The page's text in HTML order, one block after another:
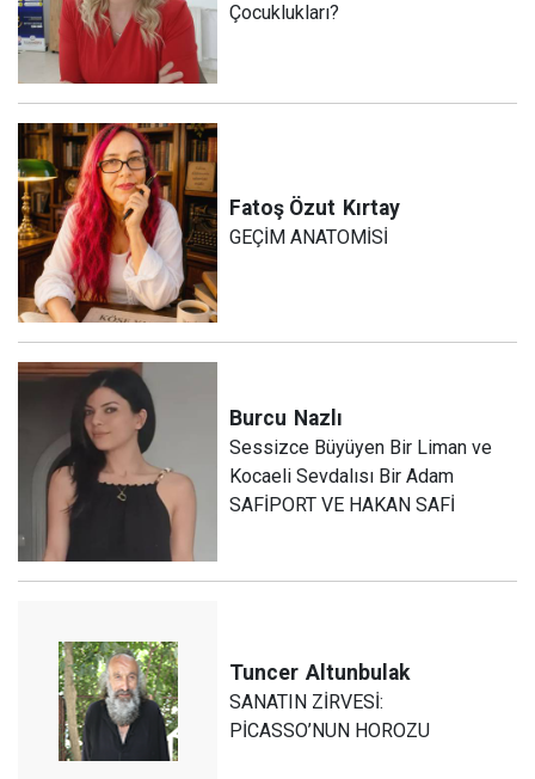
Çocuklukları?
Fatoş Özut Kırtay
GEÇİM ANATOMİSİ
Burcu Nazlı
Sessizce Büyüyen Bir Liman ve
Kocaeli Sevdalısı Bir Adam
SAFİPORT VE HAKAN SAFİ
Tuncer Altunbulak
SANATIN ZİRVESİ:
PİCASSO’NUN HOROZU